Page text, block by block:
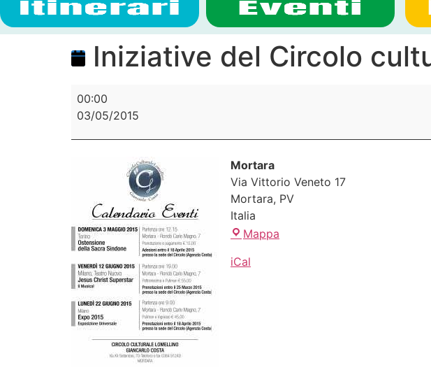
Iniziative del Circolo
00:00
03/05/2015
Mortara
Via Vittorio Veneto 17
Mortara, PV
Italia
Mappa
iCal